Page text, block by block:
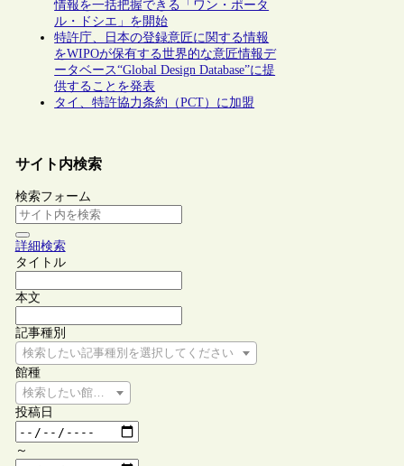
情報を一括把握できる「ワン・ポータ
ル・ドシエ」を開始
特許庁、日本の登録意匠に関する情報
をWIPOが保有する世界的な意匠情報デ
ータベース“Global Design Database”に提
供することを発表
タイ、特許協力条約（PCT）に加盟
サイト内検索
検索フォーム
詳細検索
タイトル
本文
記事種別
検索したい記事種別を選択してください
館種
検索したい館種を選択してください
投稿日
～